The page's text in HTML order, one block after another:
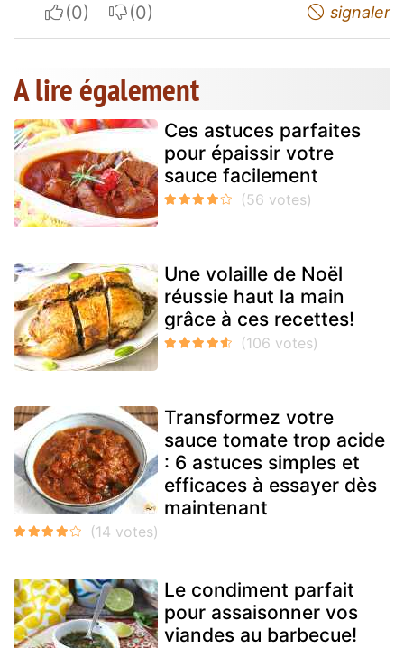
I apreciateI do not appreciate signaler
A lire également
Ces astuces parfaites
pour épaissir votre
sauce facilement
Une volaille de Noël
réussie haut la main
grâce à ces recettes!
Transformez votre
sauce tomate trop acide
: 6 astuces simples et
efficaces à essayer dès
maintenant
Le condiment parfait
pour assaisonner vos
viandes au barbecue!